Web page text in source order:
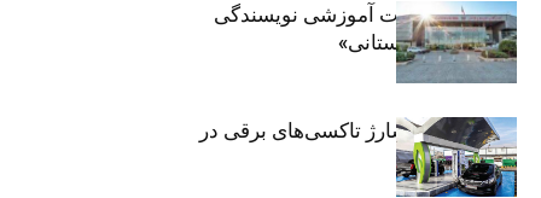
برگزاری جلسات آموزشی نویسندگی
«زندگی‌نامه داستانی»
توسعه شبکه شارژ تاکسی‌های برقی در
پایتخت